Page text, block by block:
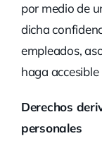
por medio de
dicha
empleados,
haga
Derechos
personales